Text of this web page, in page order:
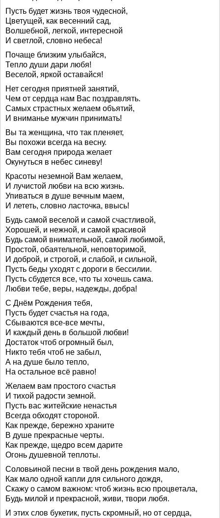
Пусть будет жизнь твоя чудесной,
Цветущей, как весенний сад,
Волшебной, легкой, интересной
И светлой, словно небеса!
Почаще близким улыбайся,
Тепло души дари любя!
Веселой, яркой оставайся!
Нет сегодня приятней занятий,
Чем от сердца нам Вас поздравлять.
Самых страстных желаем объятий,
И вниманье мужчин принимать!
Вы та женщина, что так пленяет,
Вы похожи всегда на весну.
Вам сегодня природа желает
Окунуться в небес синеву!
Красоты неземной Вам желаем,
И лучистой любви на всю жизнь.
Упиваться в душе вечным маем,
И лететь, словно ласточка, ввысь!
Будь самой веселой и самой счастливой,
Хорошей, и нежной, и самой красивой
Будь самой внимательной, самой любимой,
Простой, обаятельной, неповторимой,
И доброй, и строгой, и слабой, и сильной,
Пусть беды уходят с дороги в бессилии.
Пусть сбудется все, что ты хочешь сама.
Любви тебе, веры, надежды, добра!
С Днём Рождения тебя,
Пусть будет счастья на года,
Сбываются все-все мечты,
И каждый день в большой любви!
Достаток чтоб огромный был,
Никто тебя чтоб не забыл,
А на душе было тепло,
На остальное всё равно!
Желаем вам простого счастья
И тихой радости земной.
Пусть вас житейские ненастья
Всегда обходят стороной.
Как прежде, бережно храните
В душе прекрасные черты.
Как прежде, щедро всем дарите
Огонь душевной теплоты.
Соловьиной песни в твой день рождения мало,
Как мало одной капли для сильного дождя,
Скажу о самом важном: чтоб жизнь всю процветала,
Будь милой и прекрасной, живи, твори любя.
И этих слов букетик, пусть скромный, но от сердца,